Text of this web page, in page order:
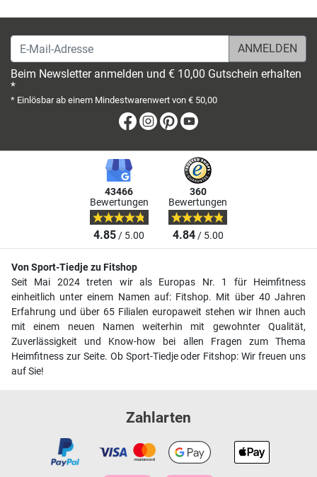
E-Mail-Adresse
Beim Newsletter anmelden und € 10,00 Gutschein erhalten
*
* Einlösbar ab einem Mindestwarenwert von € 50,00
Facebook
Instagram
Pinterest
43466
Bewertungen
4.85/ 5.00
360
Bewertungen
4.84/ 5.00
Von Sport-Tiedje zu Fitshop
Seit Mai 2024 treten wir als Europas Nr. 1 für Heimfitness
einheitlich unter einem Namen auf: Fitshop. Mit über 40 Jahren
Erfahrung und über 65 Filialen europaweit stehen wir Ihnen auch
mit einem neuen Namen weiterhin mit gewohnter Qualität,
Zuverlässigkeit und Know-how bei allen Fragen zum Thema
Heimfitness zur Seite. Ob Sport-Tiedje oder Fitshop: Wir freuen uns
auf Sie!
Zahlarten